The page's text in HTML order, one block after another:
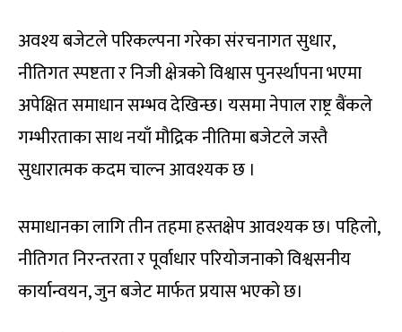
अवश्य बजेटले परिकल्पना गरेका संरचनागत सुधार,
नीतिगत स्पष्टता र निजी क्षेत्रको विश्वास पुनर्स्थापना भएमा
अपेक्षित समाधान सम्भव देखिन्छ। यसमा नेपाल राष्ट्र बैंकले
गम्भीरताका साथ नयाँ मौद्रिक नीतिमा बजेटले जस्तै
सुधारात्मक कदम चाल्न आवश्यक छ ।
समाधानका लागि तीन तहमा हस्तक्षेप आवश्यक छ। पहिलो,
नीतिगत निरन्तरता र पूर्वाधार परियोजनाको विश्वसनीय
कार्यान्वयन, जुन बजेट मार्फत प्रयास भएको छ।